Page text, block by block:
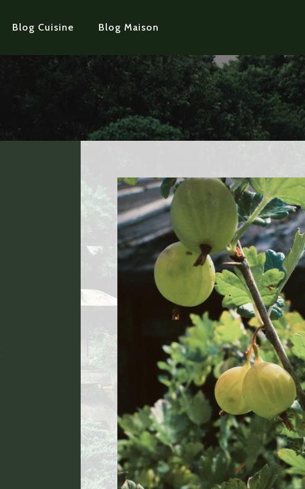
Blog Cuisine Blog Maison